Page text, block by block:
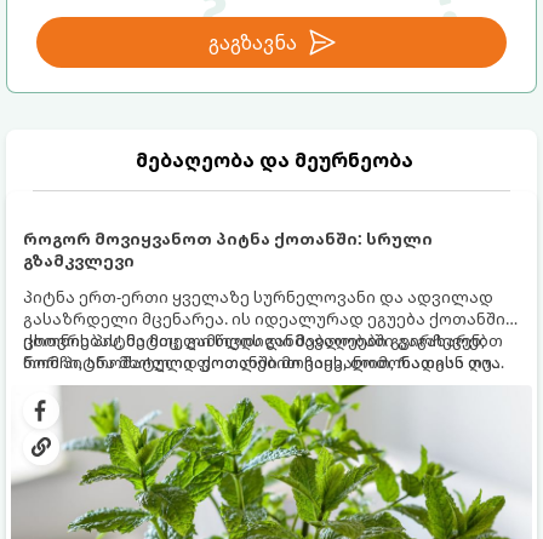
გაგზავნა
მებაღეობა და მეურნეობა
როგორ მოვიყვანოთ პიტნა ქოთანში: სრული
გზამკვლევი
პიტნა ერთ-ერთი ყველაზე სურნელოვანი და ადვილად
გასაზრდელი მცენარეა. ის იდეალურად ეგუება ქოთანში
ცხოვრებას, მეტიც, გამოცდილი მებაღეები გვირჩევენ,
რომ პიტნა მხოლოდ ქოთანში მოვიყვანოთ, რადგან ღია
გრუნტში (ბაღში) დარგვისას ის ფესვებით ძალიან
სწრაფად ვრცელდება და სხვა მცენარეებს ავიწროებს.
ქოთნის პიტნა მთელი წლის განმავლობაში გაგახარებთ
ნორჩი, არომატული ფოთლებით ჩაის, ლიმონათისა თუ
კერძებისთვის.